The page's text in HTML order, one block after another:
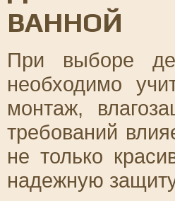
ВАННОЙ
При выборе
необходимо
монтаж,
требований
не только
надежную